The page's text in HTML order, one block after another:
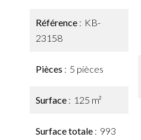
Référence
KB-
23158
Pièces 5 pièces
Surface 125 m²
Surface totale
993